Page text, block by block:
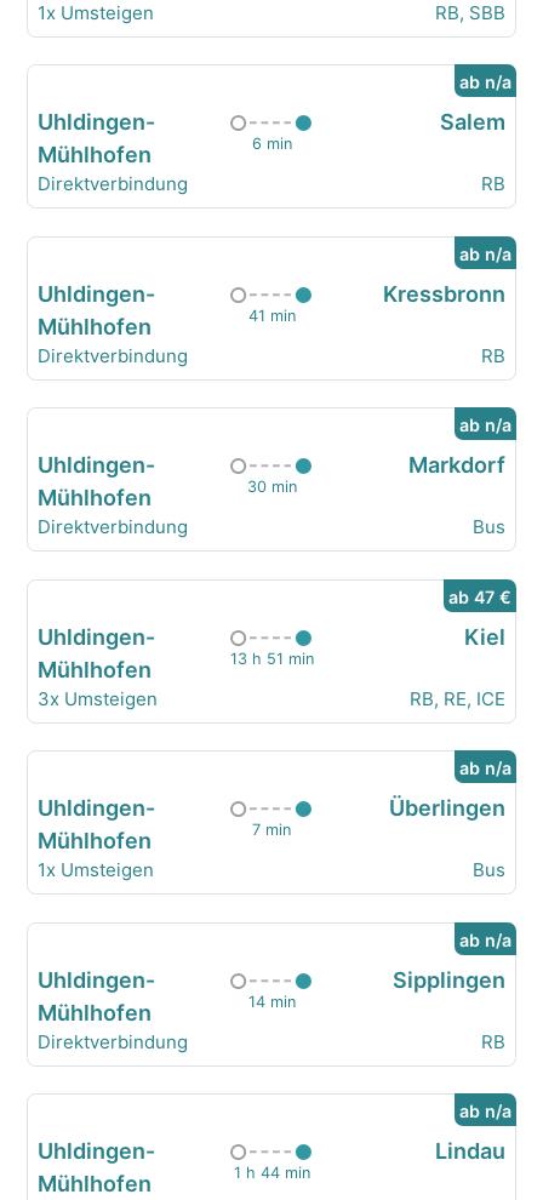
1x Umsteigen RB, SBB
ab n/a
Uhldingen-
Mühlhofen
6 min
Salem
Direktverbindung RB
ab n/a
Uhldingen-
Mühlhofen
41 min
Kressbronn
Direktverbindung RB
ab n/a
Uhldingen-
Mühlhofen
30 min
Markdorf
Direktverbindung Bus
ab 47 €
Uhldingen-
Mühlhofen
13 h 51 min
Kiel
3x Umsteigen RB, RE, ICE
ab n/a
Uhldingen-
Mühlhofen
7 min
Überlingen
1x Umsteigen Bus
ab n/a
Uhldingen-
Mühlhofen
14 min
Sipplingen
Direktverbindung RB
ab n/a
Uhldingen-
Mühlhofen
1 h 44 min
Lindau